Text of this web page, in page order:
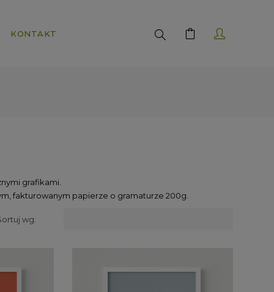
KONTAKT Search
grafikami.
fakturowanym papierze o gramaturze 200g.
wg: